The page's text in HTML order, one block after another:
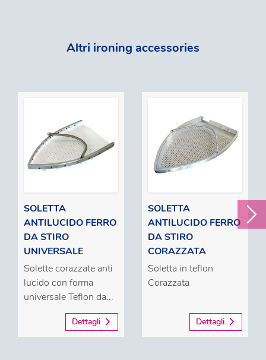
Altri ironing accessories
SOLETTA
ANTILUCIDO FERRO
DA STIRO
UNIVERSALE
Solette corazzate anti
lucido con forma
universale Teflon da...
Dettagli
SOLETTA
ANTILUCIDO FERRO
DA STIRO
CORAZZATA
Soletta in teflon
Corazzata
Dettagli